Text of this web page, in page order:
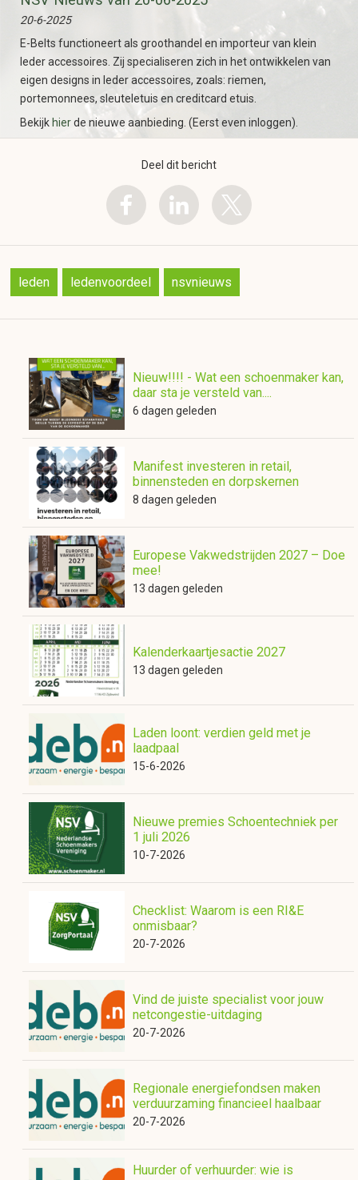
20-6-2025
E-Belts functioneert als groothandel en importeur van klein
leder accessoires. Zij specialiseren zich in het ontwikkelen van
eigen designs in leder accessoires, zoals: riemen,
portemonnees, sleuteletuis en creditcard etuis.
Bekijk hierde nieuwe aanbieding. (Eerst even inloggen).
Deel dit bericht
leden ledenvoordeel nsvnieuws
Nieuw!!!! - Wat een schoenmaker kan,
daar sta je versteld van....
6 dagen geleden
Manifest investeren in retail,
binnensteden en dorpskernen
8 dagen geleden
Europese Vakwedstrijden 2027 – Doe
mee!
13 dagen geleden
Kalenderkaartjesactie 2027
13 dagen geleden
Laden loont: verdien geld met je
laadpaal
15-6-2026
Nieuwe premies Schoentechniek per
1 juli 2026
10-7-2026
Checklist: Waarom is een RI&E
onmisbaar?
20-7-2026
Vind de juiste specialist voor jouw
netcongestie-uitdaging
20-7-2026
Regionale energiefondsen maken
verduurzaming financieel haalbaar
20-7-2026
Huurder of verhuurder: wie is